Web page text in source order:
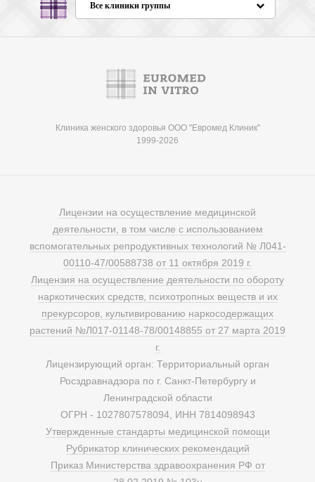
Все клиники группы
Клиника женского здоровья ООО "Евромед Клиник"
1999-2026
Лицензии на осуществление медицинской
деятельности, в том числе с использованием
вспомогательных репродуктивных технологий № Л041-
00110-47/00588738 от 11 октября 2019 г.
Лицензия на осуществление деятельности по обороту
наркотических средств, психотропных веществ и их
прекурсоров, культивированию наркосодержащих
растений №Л017-01148-78/00148855 от 27 марта 2019
г.
Лицензирующий орган: Территориальный орган
Росздравнадзора по г. Санкт-Петербургу и
Ленинградской области
ОГРН - 1027807578094, ИНН 7814098943
Утвержденные стандарты медицинской помощи
Рубрикатор клинических рекомендаций
Приказ Министерства здравоохранения РФ от